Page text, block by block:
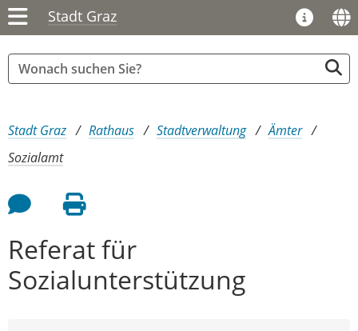
Stadt Graz
Sie sind hier:
Stadt Graz Rathaus Stadtverwaltung
Ämter
Sozialamt
Feedback an Autor
Seite drucken
Referat für
Sozialunterstützung